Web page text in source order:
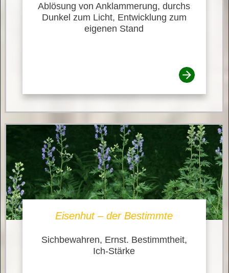
Ablösung von Anklammerung, durchs
Dunkel zum Licht, Entwicklung zum
eigenen Stand
Eisenhut – der Bestimmte
Sichbewahren, Ernst. Bestimmtheit,
Ich-Stärke